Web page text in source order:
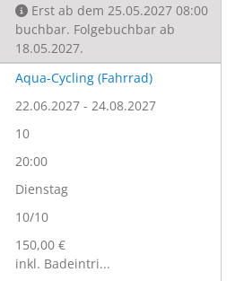
Erst ab dem 25.05.2027 08:00
buchbar. Folgebuchbar ab
18.05.2027.
Aqua-Cycling (Fahrrad)
22.06.2027 - 24.08.2027
10
20:00
Dienstag
10/10
150,00 €
inkl. Badeintri...